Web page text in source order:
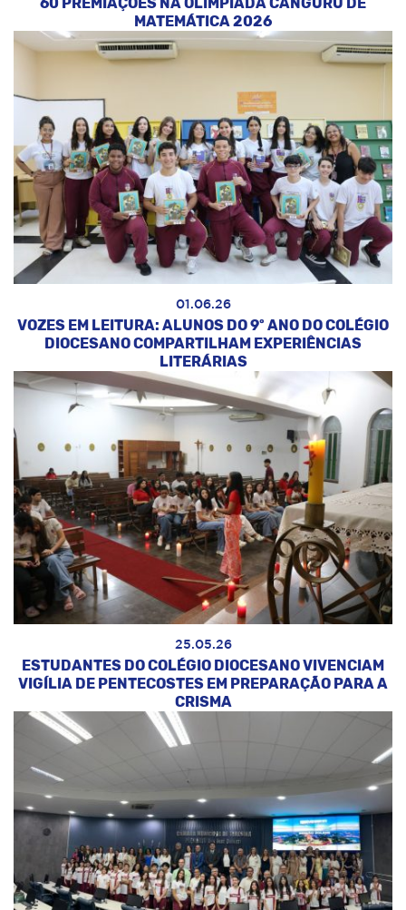
60 PREMIAÇÕES NA OLIMPÍADA CANGURU DE
MATEMÁTICA 2026
01.06.26
VOZES EM LEITURA: ALUNOS DO 9º ANO DO COLÉGIO
DIOCESANO COMPARTILHAM EXPERIÊNCIAS
LITERÁRIAS
25.05.26
ESTUDANTES DO COLÉGIO DIOCESANO VIVENCIAM
VIGÍLIA DE PENTECOSTES EM PREPARAÇÃO PARA A
CRISMA